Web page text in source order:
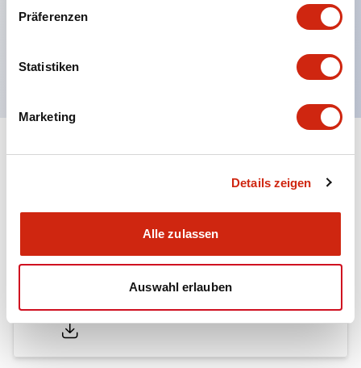
Präferenzen
Statistiken
Marketing
Details zeigen
Alle zulassen
Auswahl erlauben
60529). (Der Summer ist geschlossen ausgeführt)